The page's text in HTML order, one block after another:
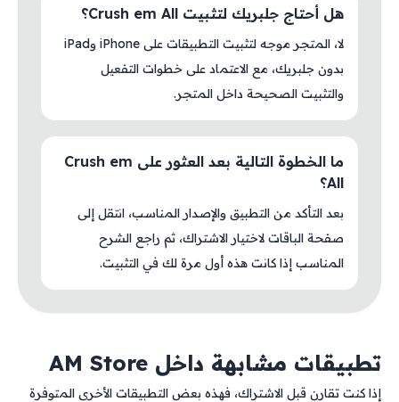
هل أحتاج جلبريك لتثبيت Crush em All؟
لا، المتجر موجه لتثبيت التطبيقات على iPhone وiPad
بدون جلبريك، مع الاعتماد على خطوات التفعيل
والتثبيت الصحيحة داخل المتجر.
ما الخطوة التالية بعد العثور على Crush em
All؟
بعد التأكد من التطبيق والإصدار المناسب، انتقل إلى
صفحة الباقات لاختيار الاشتراك، ثم راجع الشرح
المناسب إذا كانت هذه أول مرة لك في التثبيت.
تطبيقات مشابهة داخل AM Store
إذا كنت تقارن قبل الاشتراك، فهذه بعض التطبيقات الأخرى المتوفرة